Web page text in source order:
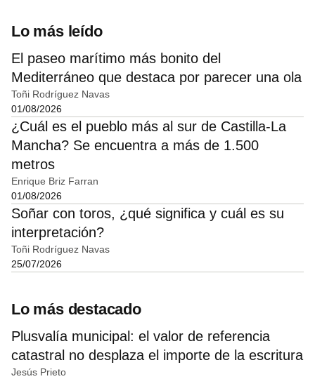
Lo más leído
El paseo marítimo más bonito del
Mediterráneo que destaca por parecer una ola
Toñi Rodríguez Navas
01/08/2026
¿Cuál es el pueblo más al sur de Castilla-La
Mancha? Se encuentra a más de 1.500
metros
Enrique Briz Farran
01/08/2026
Soñar con toros, ¿qué significa y cuál es su
interpretación?
Toñi Rodríguez Navas
25/07/2026
Lo más destacado
Plusvalía municipal: el valor de referencia
catastral no desplaza el importe de la escritura
Jesús Prieto